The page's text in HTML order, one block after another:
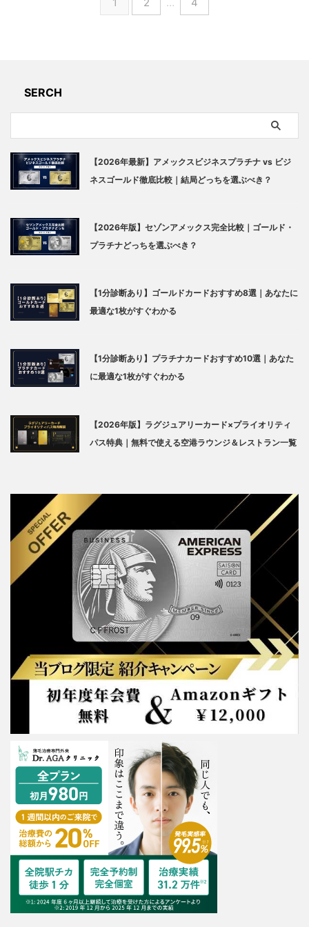
SERCH
【2026年最新】アメックスビジネスプラチナ vs ビジ
ネスゴールド徹底比較｜結局どっちを選ぶべき？
【2026年版】セゾンアメックス完全比較｜ゴールド・
プラチナどっちを選ぶべき？
【1分診断あり】ゴールドカードおすすめ8選｜あなたに
最適な1枚がすぐわかる
【1分診断あり】プラチナカードおすすめ10選｜あなた
に最適な1枚がすぐわかる
【2026年版】ラグジュアリーカード×プライオリティ
パス特典｜無料で使える空港ラウンジ＆レストラン一覧